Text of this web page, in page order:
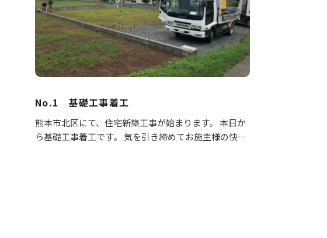
No.1 基礎工事着工
熊本市北区にて、住宅新築工事が始まります。 本日か
ら基礎工事着工です。 気を引き締めてお施主様の快適